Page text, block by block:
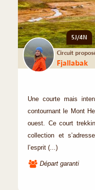
5J/4N
Circuit
Fjallabak
Une courte mais
contournant le Mont
ouest. Ce court
collection et
l’esprit (...)
Départ garanti